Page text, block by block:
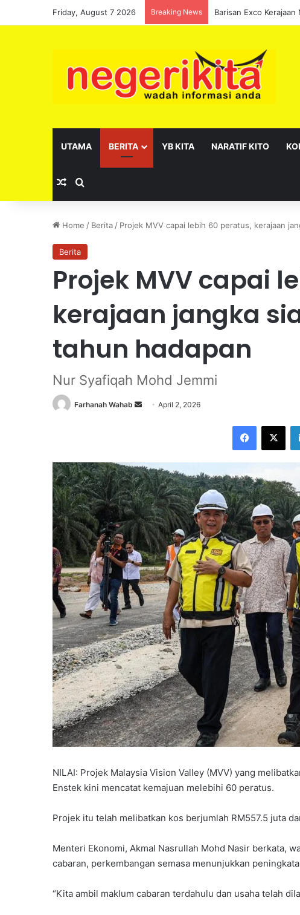
Friday, August 7 2026 Breaking News
UTAMA BERITA YB KITA NARATIF KITO
Random Article
Home / Berita / Projek MVV capai lebih 60 peratus, kerajaan
Berita
Projek MVV capai
kerajaan jangka
tahun hadapan
Nur Syafiqah Mohd Jemmi
Farhanah Wahab
a
n
e
m
a
i
l
April 2, 2026
NILAI: Projek Malaysia Vision Valley (MVV) yang
Enstek kini mencatat kemajuan melebihi 60 peratus.
Projek itu telah melibatkan kos berjumlah RM557.5 juta
Menteri Ekonomi, Akmal Nasrullah Mohd Nasir berkata,
cabaran, perkembangan semasa menunjukkan
“Kita ambil maklum cabaran terdahulu dan usaha telah